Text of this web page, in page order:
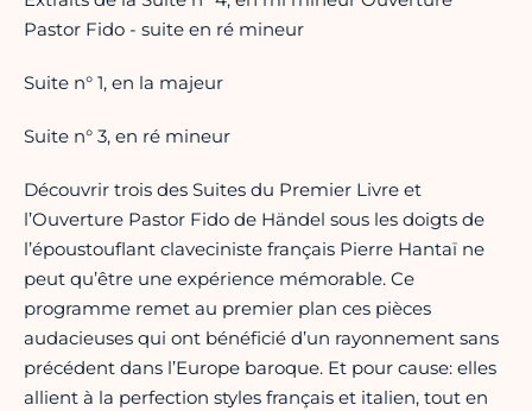
Pastor Fido - suite en ré mineur
Suite n° 1, en la majeur
Suite n° 3, en ré mineur
Découvrir trois des Suites du Premier Livre et
l’Ouverture Pastor Fido de Händel sous les doigts de
l’époustouflant claveciniste français Pierre Hantaï ne
peut qu’être une expérience mémorable. Ce
programme remet au premier plan ces pièces
audacieuses qui ont bénéficié d’un rayonnement sans
précédent dans l’Europe baroque. Et pour cause: elles
allient à la perfection styles français et italien, tout en